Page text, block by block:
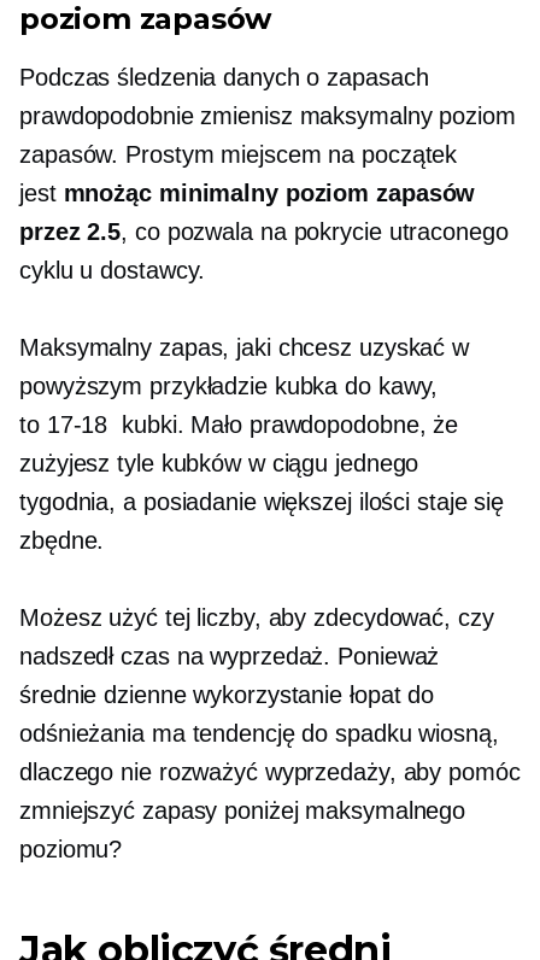
poziom zapasów
Podczas śledzenia danych o zapasach
prawdopodobnie zmienisz maksymalny poziom
zapasów. Prostym miejscem na początek
jest mnożąc minimalny poziom zapasów
przez 2.5, co pozwala na pokrycie utraconego
cyklu u dostawcy.
Maksymalny zapas, jaki chcesz uzyskać w
powyższym przykładzie kubka do kawy,
to 17-18
kubki. Mało prawdopodobne, że
zużyjesz tyle kubków w ciągu jednego
tygodnia, a posiadanie większej ilości staje się
zbędne.
Możesz użyć tej liczby, aby zdecydować, czy
nadszedł czas na wyprzedaż. Ponieważ
średnie dzienne wykorzystanie łopat do
odśnieżania ma tendencję do spadku wiosną,
dlaczego nie rozważyć wyprzedaży, aby pomóc
zmniejszyć zapasy poniżej maksymalnego
poziomu?
Jak obliczyć średni